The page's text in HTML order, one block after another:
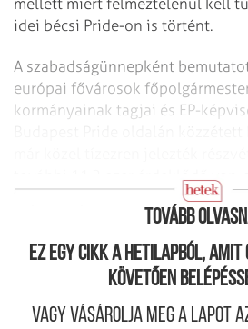
idei bécsi Pride-on is történt.
A szabadságünnepként
európai fővárosok
kormányainak tagjai és EP-
napról napra emelkednek.
Tovább
Ez egy cikk a hetilapból,
követően
Vagy vásárolja meg a lapot